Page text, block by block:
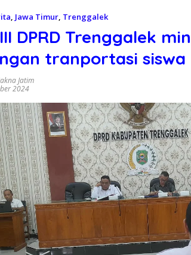
, Jawa Timur, Trenggalek
DPRD Trenggalek
tranportasi siswa
Jatim
2024